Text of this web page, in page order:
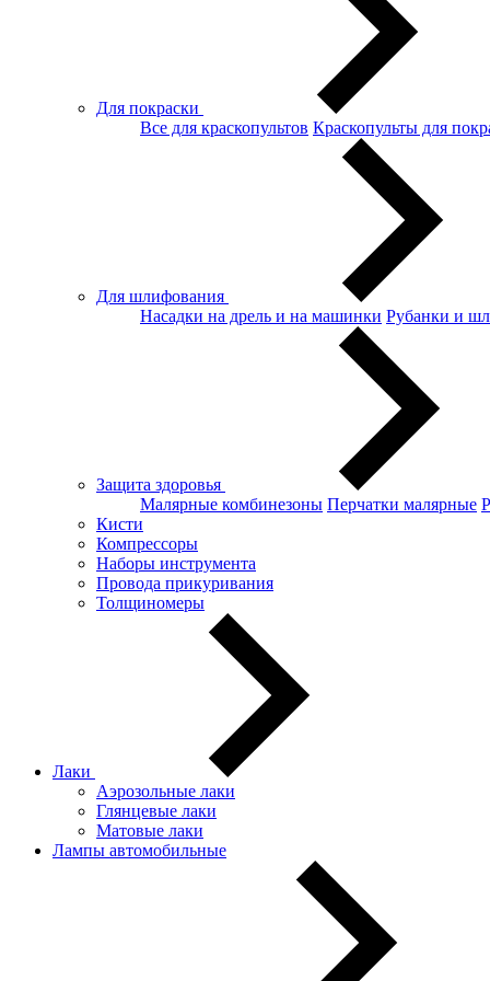
Для покраски
Все для краскопультов Краскопульты для
Для шлифования
Насадки на дрель и на машинки Рубанки и
Защита здоровья
Малярные комбинезоны Перчатки малярные
Кисти
Компрессоры
Наборы инструмента
Провода прикуривания
Толщиномеры
Лаки
Аэрозольные лаки
Глянцевые лаки
Матовые лаки
Лампы автомобильные